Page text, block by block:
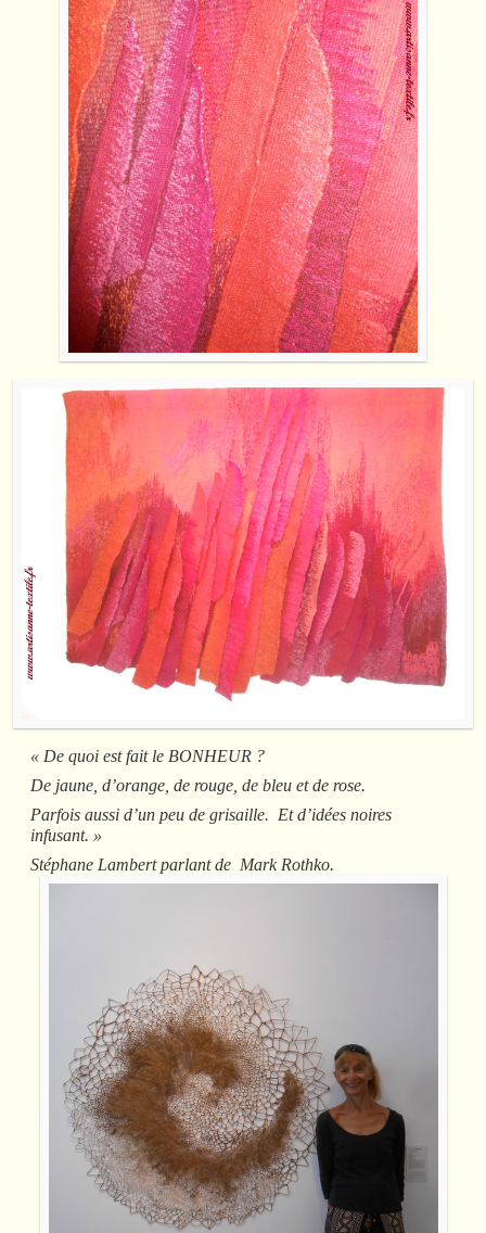
« De quoi est fait le BONHEUR ?
De jaune, d’orange, de rouge, de bleu et de rose.
Parfois aussi d’un peu de grisaille. Et d’idées noires
infusant. »
Stéphane Lambert parlant de Mark Rothko.